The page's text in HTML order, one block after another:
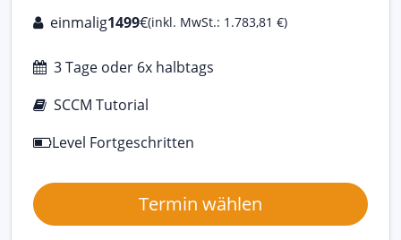
einmalig1499€(inkl. MwSt.: 1.783,81 €)
3 Tage oder 6x halbtags
SCCM Tutorial
Level Fortgeschritten
Termin wählen